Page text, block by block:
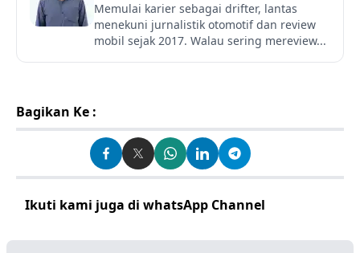
Memulai karier sebagai drifter, lantas
menekuni jurnalistik otomotif dan review
mobil sejak 2017. Walau sering mereview...
Bagikan Ke :
Ikuti kami juga di whatsApp Channel